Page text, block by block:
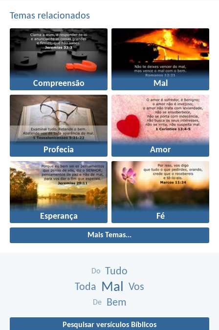
Temas relacionados
Compreensão Mal
Profecia Amor
Esperança Fé
Mais Temas...
Do
Tudo
Toda Mal Vos
De Bem
Pesquisar versículos Bíblicos